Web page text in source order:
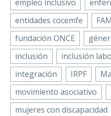
empleo inclusivo
entidades cocemfe
fundación ONCE
inclusión
inclusión
integración
IRPF
movimiento asociativo
mujeres con discapacidad